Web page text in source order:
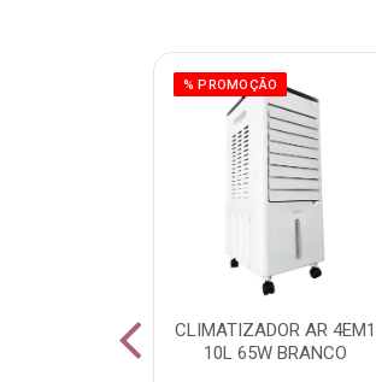
% PROMOÇÃO
CLIMATIZADOR AR 4EM1
10L 65W BRANCO